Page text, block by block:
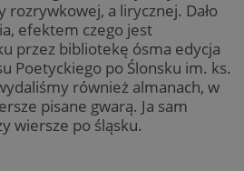
rozrywkowej, a lirycznej. Dało
efektem czego jest
przez bibliotekę ósma edycja
Poetyckiego po Ślonsku im. ks.
również almanach, w
pisane gwarą. Ja sam
wiersze po śląsku.